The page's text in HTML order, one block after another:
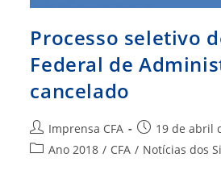
Processo seletivo
Federal de
cancelado
Autor
do
Imprensa CFA
Post
publicado:
19 de abril
Categoria
Ano 2018 / CFA / Notícias dos